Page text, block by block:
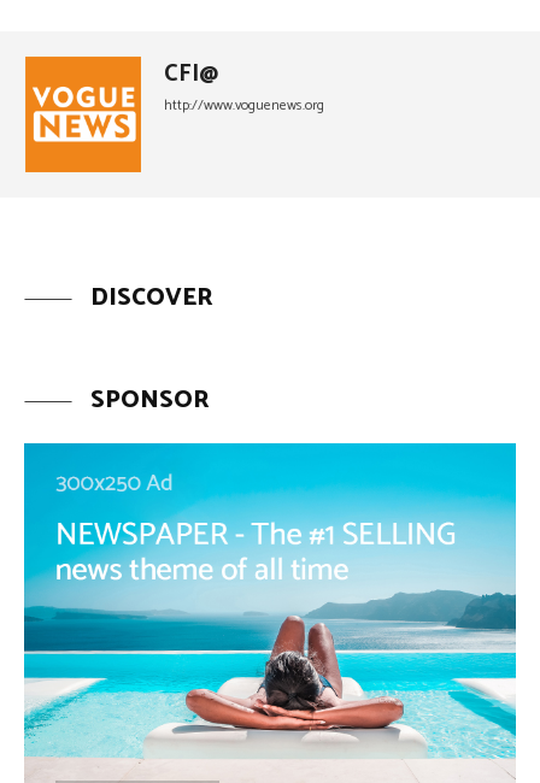
CFI@
http://www.voguenews.org
DISCOVER
SPONSOR